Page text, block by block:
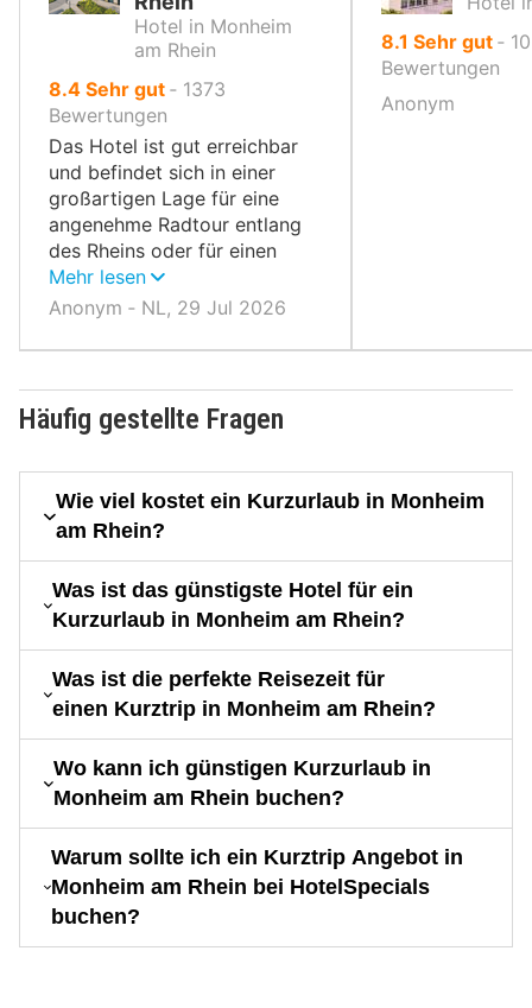
Hotel in Monheim
am Rhein
8.4von
10,
Sehr gut ‐ 1373
Bewertungen
Das Hotel ist gut erreichbar
und befindet sich in einer
großartigen Lage für eine
angenehme Radtour entlang
des Rheins oder für einen
Besuch in Düsseldorf oder
Köln.
Mehr lesen
Anonym ‐ NL, 29 Jul 2026
8.1 von
10,
Sehr gut ‐ 10
Bewertungen
Anonym
Häufig gestellte Fragen
Wie viel kostet ein Kurzurlaub in Monheim
am Rhein?
Was ist das günstigste Hotel für ein
Kurzurlaub in Monheim am Rhein?
Was ist die perfekte Reisezeit für
einen Kurztrip in Monheim am Rhein?
Wo kann ich günstigen Kurzurlaub in
Monheim am Rhein buchen?
Warum sollte ich ein Kurztrip Angebot in
Monheim am Rhein bei HotelSpecials
buchen?